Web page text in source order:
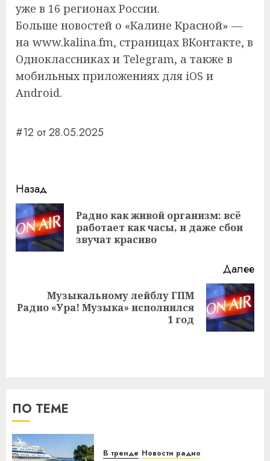
уже в 16 регионах России.
Больше новостей о «Калине Красной» —
на www.kalina.fm, страницах ВКонтакте, в
Одноклассниках и Telegram, а также в
мобильных приложениях для iOS и
Android.
#12 от 28.05.2025
Навигация
записи
Назад
Радио как живой организм: всё
работает как часы, и даже сбои
звучат красиво
Далее
Следующая
Музыкальному лейблу ГПМ
Радио «Ура! Музыка» исполнился
1 год
ПО ТЕМЕ
В тренде Новости радио